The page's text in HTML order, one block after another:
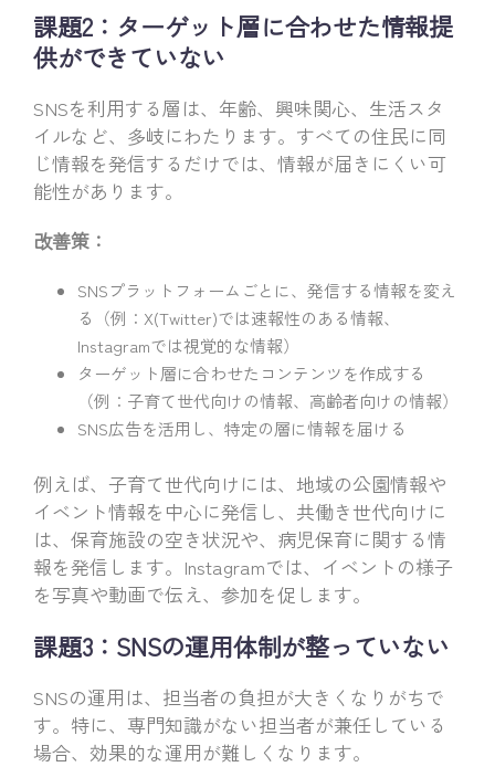
課題2：ターゲット層に合わせた情報提
供ができていない
SNSを利用する層は、年齢、興味関心、生活スタ
イルなど、多岐にわたります。すべての住民に同
じ情報を発信するだけでは、情報が届きにくい可
能性があります。
改善策：
SNSプラットフォームごとに、発信する情報を変え
る（例：X(Twitter)では速報性のある情報、
Instagramでは視覚的な情報）
ターゲット層に合わせたコンテンツを作成する
（例：子育て世代向けの情報、高齢者向けの情報）
SNS広告を活用し、特定の層に情報を届ける
例えば、子育て世代向けには、地域の公園情報や
イベント情報を中心に発信し、共働き世代向けに
は、保育施設の空き状況や、病児保育に関する情
報を発信します。Instagramでは、イベントの様子
を写真や動画で伝え、参加を促します。
課題3：SNSの運用体制が整っていない
SNSの運用は、担当者の負担が大きくなりがちで
す。特に、専門知識がない担当者が兼任している
場合、効果的な運用が難しくなります。